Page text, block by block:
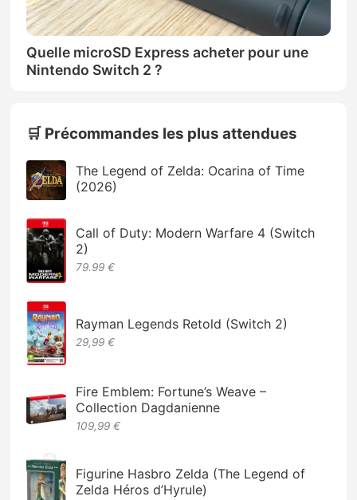
Quelle microSD Express acheter pour une
Nintendo Switch 2 ?
🛒 Précommandes les plus attendues
The Legend of Zelda: Ocarina of Time
(2026)
Call of Duty: Modern Warfare 4 (Switch
2)
79.99 €
Rayman Legends Retold (Switch 2)
29,99 €
Fire Emblem: Fortune’s Weave –
Collection Dagdanienne
109,99 €
Figurine Hasbro Zelda (The Legend of
Zelda Héros d’Hyrule)